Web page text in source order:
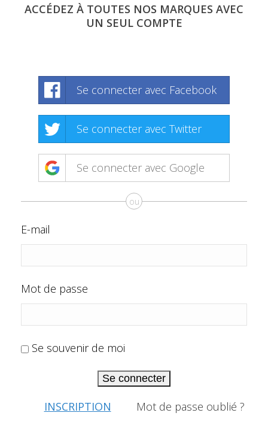
ACCÉDEZ À TOUTES NOS MARQUES AVEC
UN SEUL COMPTE
Se connecter avec Facebook
Se connecter avec Twitter
Se connecter avec Google
ou
E-mail
Mot de passe
Se souvenir de moi
Se connecter
INSCRIPTION Mot de passe oublié ?